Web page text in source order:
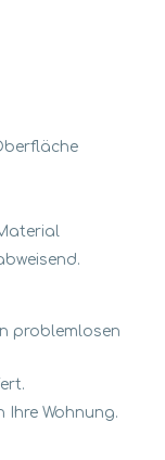
problemlosen
Wohnung.